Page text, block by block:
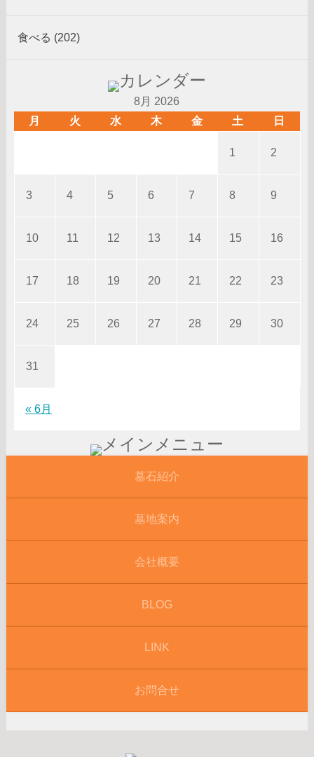
食べる (202)
8月 2026
月
火 水 木 金 土 日
« 6月
1 2
3 4 5 6 7 8 9
10 11 12 13 14 15 16
17 18 19 20 21 22 23
24 25 26 27 28 29 30
31
墓石紹介
墓地案内
会社概要
BLOG
LINK
お問合せ